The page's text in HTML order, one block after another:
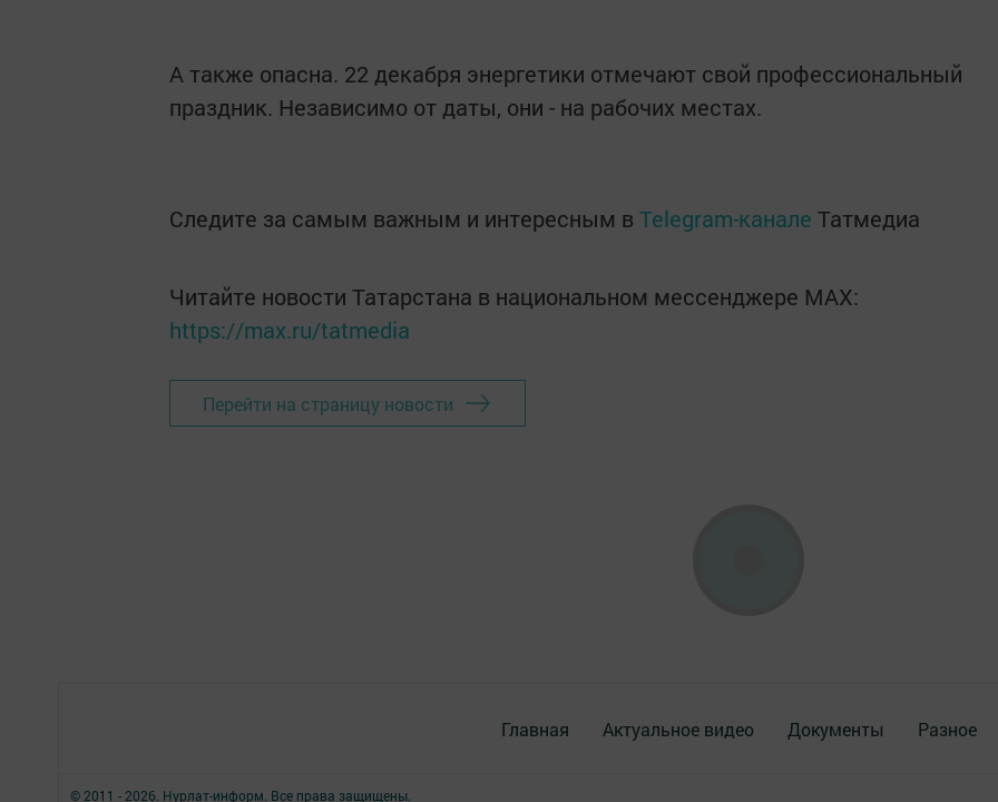
А также опасна. 22 декабря энергетики отмечают свой профессиональный
праздник. Независимо от даты, они - на рабочих местах.
Следите за самым важным и интересным в Telegram-канале Татмедиа
Читайте новости Татарстана в национальном мессенджере MАХ:
https://max.ru/tatmedia
Перейти на страницу новости
Главная Актуальное видео Документы Разное
© 2011 - 2026. Нурлат-⁠информ. Все права защищены.